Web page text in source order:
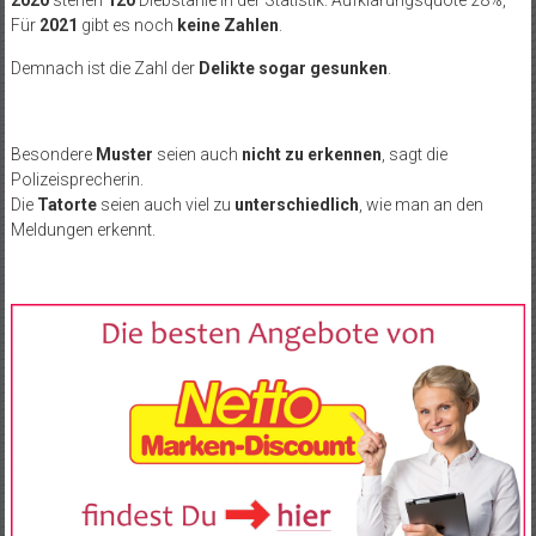
Für 2021 gibt es noch keine Zahlen
Demnach ist die Zahl der Delikte sogar gesunken
Besondere Muster seien auch nicht zu erkennen , sagt die
Polizeisprecherin.
Die Tatorteseien auch viel zu unterschiedlich , wie man an den
Meldungen erkennt.